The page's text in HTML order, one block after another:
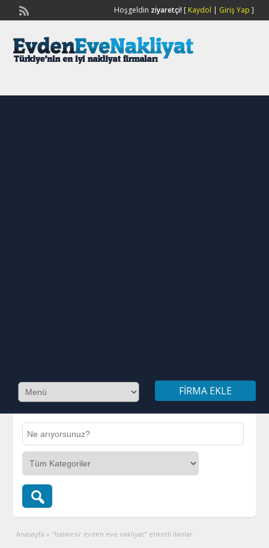
Hoşgeldin ziyaretçi![ Kaydol | Giriş Yap ]
FIRMA EKLE
Anasayfa » "balıkesir evden eve nakliyat" etiketli ilanlar